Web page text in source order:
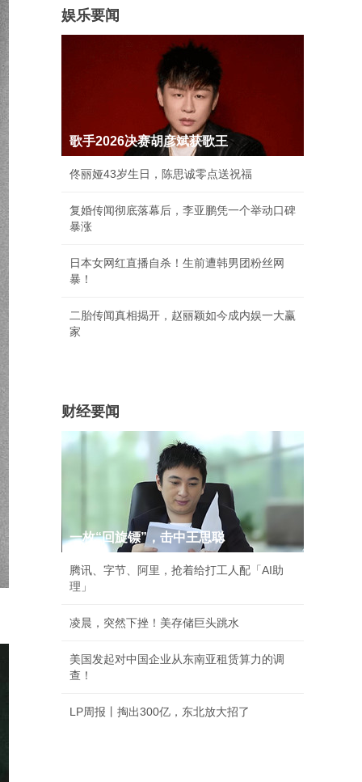
娱乐要闻
歌手2026决赛胡彦斌获歌王
佟丽娅43岁生日，陈思诚零点送祝福
复婚传闻彻底落幕后，李亚鹏凭一个举动口碑
暴涨
日本女网红直播自杀！生前遭韩男团粉丝网
暴！
二胎传闻真相揭开，赵丽颖如今成内娱一大赢
家
财经要闻
一枚“回旋镖”，击中王思聪
腾讯、字节、阿里，抢着给打工人配「AI助
理」
凌晨，突然下挫！美存储巨头跳水
美国发起对中国企业从东南亚租赁算力的调
查！
LP周报丨掏出300亿，东北放大招了